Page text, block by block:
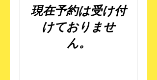
現在予約は受け付
けておりませ
ん。